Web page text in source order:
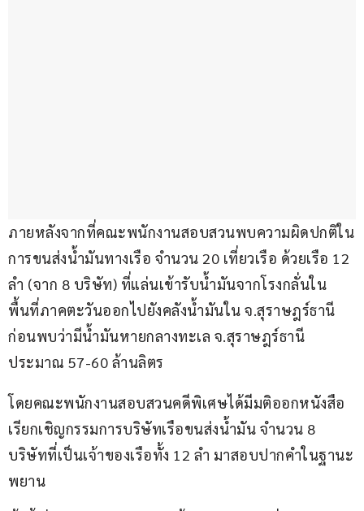
ภายหลังจากที่คณะพนักงานสอบสวนพบความผิดปกติใน
การขนส่งน้ำมันทางเรือ จำนวน 20 เที่ยวเรือ ด้วยเรือ 12
ลำ (จาก 8 บริษัท) ที่แล่นเข้ารับน้ำมันจากโรงกลั่นใน
พื้นที่ภาคตะวันออกไปยังคลังน้ำมันใน จ.สุราษฎร์ธานี
ก่อนพบว่ามีน้ำมันหายกลางทะเล จ.สุราษฎร์ธานี
ประมาณ 57-60 ล้านลิตร
โดยคณะพนักงานสอบสวนคดีพิเศษได้มีมติออกหนังสือ
เรียกเชิญกรรมการบริษัทเรือขนส่งน้ำมัน จำนวน 8
บริษัทที่เป็นเจ้าของเรือทั้ง 12 ลำ มาสอบปากคำในฐานะ
พยาน